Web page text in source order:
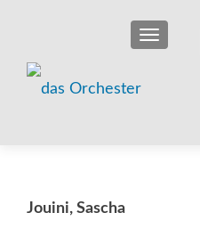
Jouini, Sascha